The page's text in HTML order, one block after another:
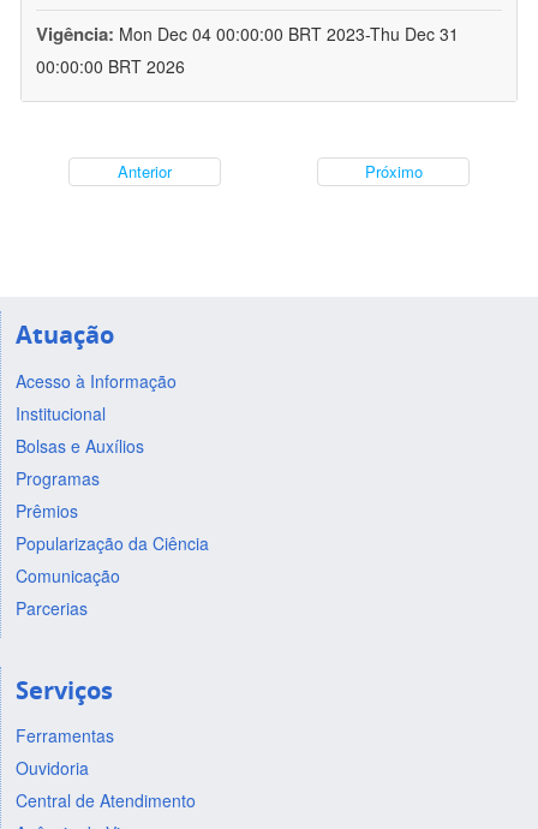
Vigência: Mon Dec 04 00:00:00 BRT 2023-Thu Dec 31
00:00:00 BRT 2026
Anterior Próximo
Atuação
Acesso à Informação
Institucional
Bolsas e Auxílios
Programas
Prêmios
Popularização da Ciência
Comunicação
Parcerias
Serviços
Ferramentas
Ouvidoria
Central de Atendimento